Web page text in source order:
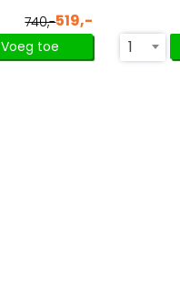
740,-519,-
Voeg toe
1